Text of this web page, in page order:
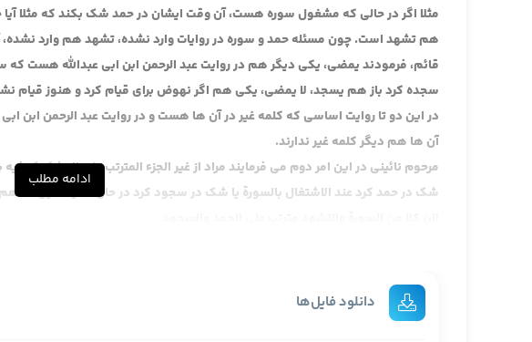
مثلا اگر در حالی که مشغول سوره هست، آن وقت ایشان در حمد شک بکند که مثلا آیا
هم تشهد است. چون مسئله حمد و سوره در روایات وارد نشده، تشهد هم وارد
قائم، فرمودند یمضی، یکی دیگر هم در روایت عبد الرحمن ابن ابی عبدالله هست
سجده کرد باز هم یسجد، لا یمضی، یکی هم اگر نهوض برای قیام کرد و هنوز قیام
در این دو تا روایت اساسی که کلمه غیر در آن ها هست و در روایت عبد الرحمن ابن
آن ها هم دیگر کلمه غیر ندارند.
مرحوم نائینی در این امر دوم می فرمایند مراد از غیر الجزء المترتب على المشكوك
شک در حمد کرد عند الاشتغال بالسورة یا شک در سجود کرد در حال تشهد، این ها
عرض کردیم آن روایتی را که ما الان به عنوان غیر داریم منحصر در این دوتاست،
منصور آن جا و دخلت فی مستانف، لکن اصحاب روایت را نقل نکردند، این تقریبا
ادامه مطلب
دانلود فایل‌ها